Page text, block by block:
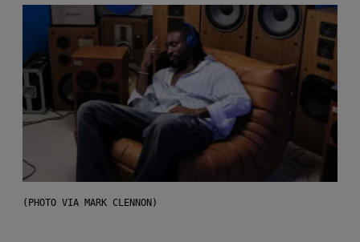
(PHOTO VIA MARK CLENNON)